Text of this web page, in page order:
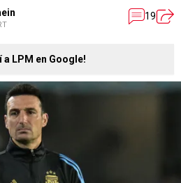
19
a LPM en Google!